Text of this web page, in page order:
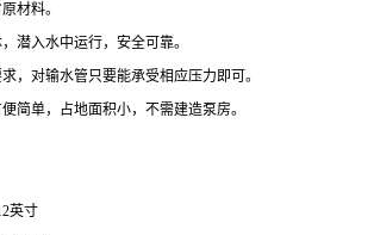
材料。
潜入水中运行，安全可靠。
，对输水管只要能承受相应压力即可。
简单，占地面积小，不需建造泵房。
英寸